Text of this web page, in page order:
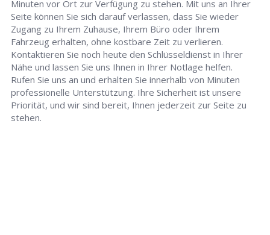
Minuten vor Ort zur Verfügung zu stehen. Mit uns an Ihrer
Seite können Sie sich darauf verlassen, dass Sie wieder
Zugang zu Ihrem Zuhause, Ihrem Büro oder Ihrem
Fahrzeug erhalten, ohne kostbare Zeit zu verlieren.
Kontaktieren Sie noch heute den Schlüsseldienst in Ihrer
Nähe und lassen Sie uns Ihnen in Ihrer Notlage helfen.
Rufen Sie uns an und erhalten Sie innerhalb von Minuten
professionelle Unterstützung. Ihre Sicherheit ist unsere
Priorität, und wir sind bereit, Ihnen jederzeit zur Seite zu
stehen.